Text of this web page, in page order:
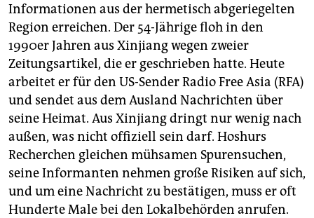
Informationen aus der hermetisch abgeriegelten
Region erreichen. Der 54-Jährige floh in den
1990er Jahren aus Xinjiang wegen zweier
Zeitungsartikel, die er geschrieben hatte. Heute
arbeitet er für den US-Sender Radio Free Asia (RFA)
und sendet aus dem Ausland Nachrichten über
seine Heimat. Aus Xinjiang dringt nur wenig nach
außen, was nicht offiziell sein darf. Hoshurs
Recherchen gleichen mühsamen Spurensuchen,
seine Informanten nehmen große Risiken auf sich,
und um eine Nachricht zu bestätigen, muss er oft
Hunderte Male bei den Lokalbehörden anrufen.